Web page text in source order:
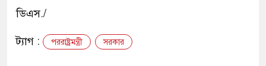
ডিএস./
ট্যাগ : পররাষ্ট্রমন্ত্রী সরকার